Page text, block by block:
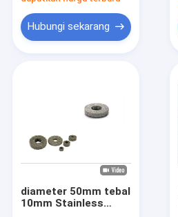
Hubungi sekarang
diameter 50mm tebal
10mm Stainless